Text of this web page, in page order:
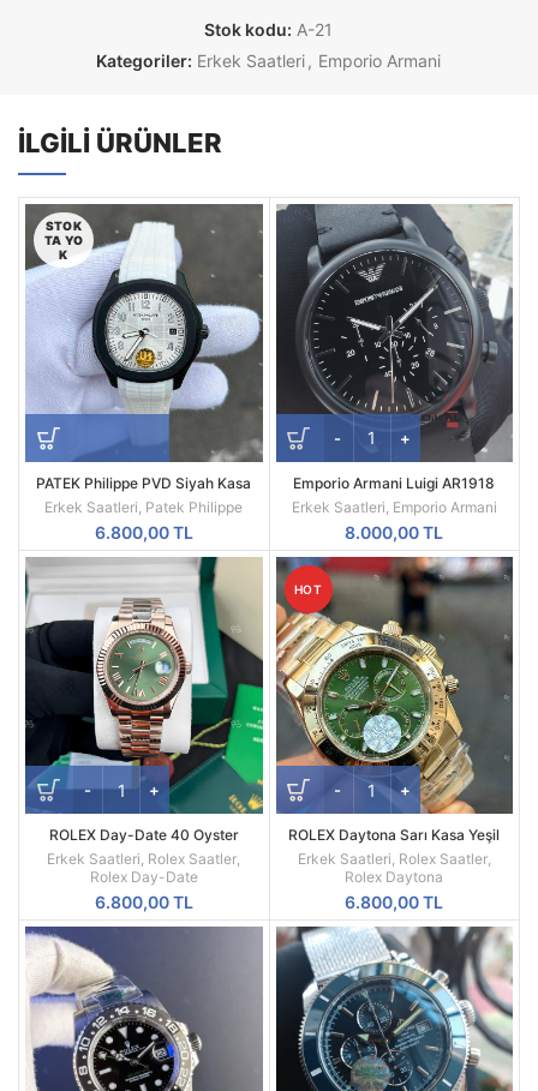
Stok kodu: A-21
Kategoriler: Erkek Saatleri, Emporio Armani
İLGILI ÜRÜNLER
STOK
TA YO
K
PATEK Philippe PVD Siyah Kasa
Beyaz Silikon Kordon
Erkek Saatleri Patek Philippe
6.800,00TL
Emporio Armani Luigi AR1918
Replika Erkek Kol Saati
Erkek Saatleri Emporio Armani
8.000,00TL
ROLEX Day-Date 40 Oyster
Everose Gold Ref M228235-0025
Erkek Saatleri, Rolex Saatler,
Rolex Day-Date
6.800,00TL
HOT
ROLEX Daytona Sarı Kasa Yeşil
Kadran 116508
Erkek Saatleri, Rolex Saatler,
Rolex Daytona
6.800,00TL